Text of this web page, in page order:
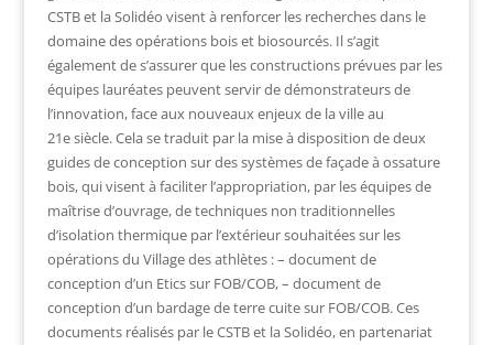
CSTB et la Solidéo visent à renforcer les recherches dans le
domaine des opérations bois et biosourcés. Il s’agit
également de s’assurer que les constructions prévues par les
équipes lauréates peuvent servir de démonstrateurs de
l’innovation, face aux nouveaux enjeux de la ville au
21e siècle. Cela se traduit par la mise à disposition de deux
guides de conception sur des systèmes de façade à ossature
bois, qui visent à faciliter l’appropriation, par les équipes de
maîtrise d’ouvrage, de techniques non traditionnelles
d’isolation thermique par l’extérieur souhaitées sur les
opérations du Village des athlètes : – document de
conception d’un Etics sur FOB/COB, – document de
conception d’un bardage de terre cuite sur FOB/COB. Ces
documents réalisés par le CSTB et la Solidéo, en partenariat